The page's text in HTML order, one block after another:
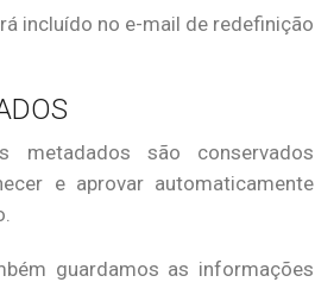
incluído no e-mail de redefinição
são conservados
e aprovar automaticamente
guardamos as informações